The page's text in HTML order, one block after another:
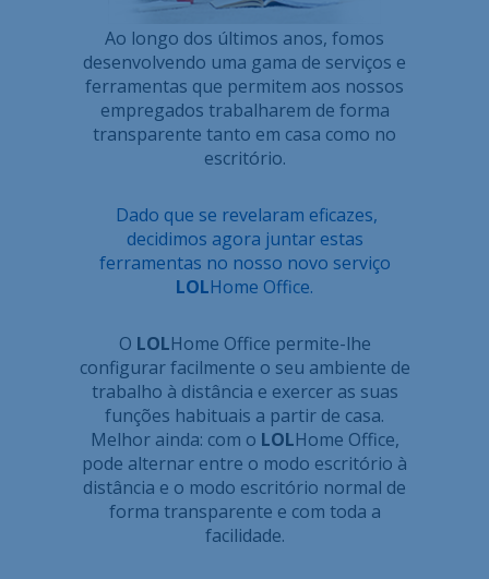
Ao longo dos últimos anos, fomos
desenvolvendo uma gama de serviços e
ferramentas que permitem aos nossos
empregados trabalharem de forma
transparente tanto em casa como no
escritório.
Dado que se revelaram eficazes,
decidimos agora juntar estas
ferramentas no nosso novo serviço
LOLHome Office.
O LOLHome Office permite-lhe
configurar facilmente o seu ambiente de
trabalho à distância e exercer as suas
funções habituais a partir de casa.
Melhor ainda: com o LOLHome Office,
pode alternar entre o modo escritório à
distância e o modo escritório normal de
forma transparente e com toda a
facilidade.